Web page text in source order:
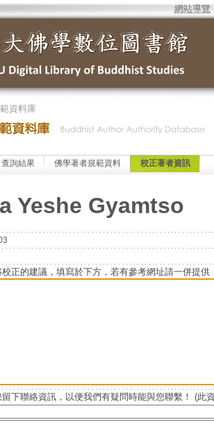
網站導覽
資料庫
查詢結果 佛學著者規範資料 校正著者資訊
Yeshe Gyamtso
校正的建議，填寫於下方，若有參考網址請一併提供
留下聯絡資訊，以便我們有疑問時能與您聯繫！ (此